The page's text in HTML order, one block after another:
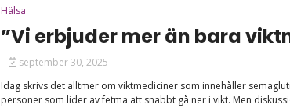
Hälsa
”Vi erbjuder mer än bara
september 30, 2025
Idag skrivs det alltmer om viktmediciner som innehåller
personer som lider av fetma att snabbt gå ner i vikt. Men